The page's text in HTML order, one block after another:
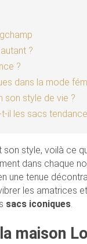
?
?
dans la mode
son style de vie ?
il les sacs
style, voilà ce
dans chaque
une tenue
les amatrices
sacs iconiques.
maison